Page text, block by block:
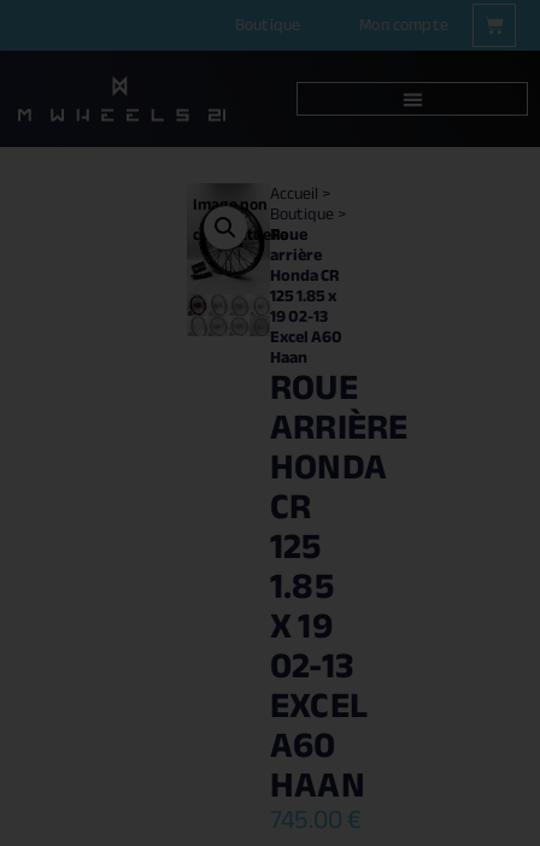
Boutique Mon compte
Image non
contractuelle
Accueil>
Boutique>
Roue
arrière
Honda CR
125 1.85 x
19 02-13
Excel A60
Haan
ROUE
ARRIÈRE
HONDA
CR
125
1.85
X 19
02-13
EXCEL
A60
HAAN
745.00€